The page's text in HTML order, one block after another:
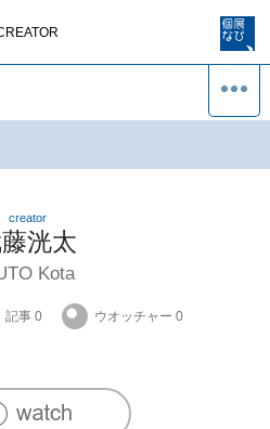
creator
洸太
Kota
記事 0 ウオッチャー 0